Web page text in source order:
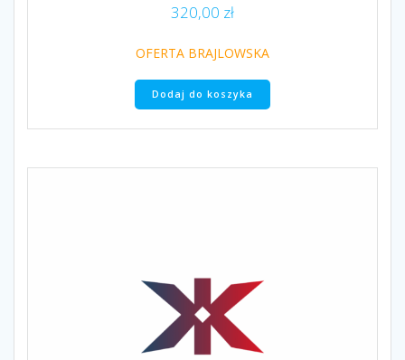
320,00 zł
OFERTA BRAJLOWSKA
Dodaj do koszyka